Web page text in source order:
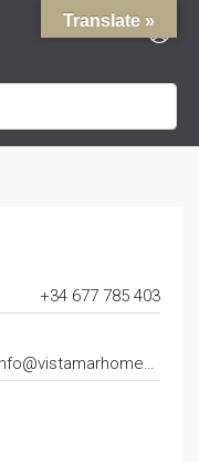
+34 677 785 403
info@vistamarhomes.com
Translate »